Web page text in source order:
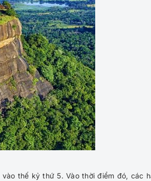
thế kỷ thứ 5. Vào thời điểm đó, các